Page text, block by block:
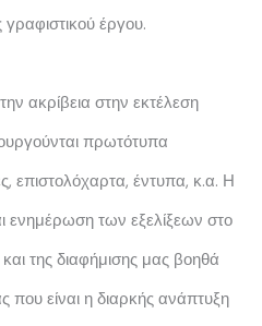
γραφιστικού έργου.
ακρίβεια στην εκτέλεση
πρωτότυπα
επιστολόχαρτα, έντυπα, κ.α. Η
ενημέρωση των εξελίξεων στο
της διαφήμισης μας βοηθά
που είναι η διαρκής ανάπτυξη